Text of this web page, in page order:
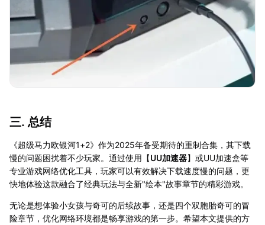
三. 总结
《超级马力欧银河1+2》作为2025年备受期待的重制合集，其下载
慢的问题困扰着不少玩家。通过使用【UU加速器】或UU加速盒等
专业游戏网络优化工具，玩家可以有效解决下载速度慢的问题，更
快地体验这款融合了经典玩法与全新"绘本"故事章节的精彩游戏。
无论是想体验小女孩与奇可的后续故事，还是四个双胞胎奇可的冒
险章节，优化网络环境都是畅享游戏的第一步。希望本文提供的方